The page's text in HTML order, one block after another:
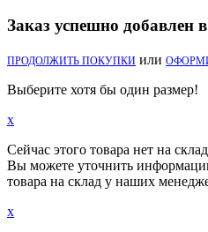
Заказ успешно добавлен
ПРОДОЛЖИТЬ ПОКУПКИ или
Выберите хотя бы один размер!
x
Сейчас этого товара нет на
Вы можете уточнить
товара на склад у наших
x